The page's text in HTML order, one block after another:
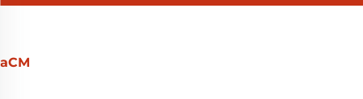
aCM